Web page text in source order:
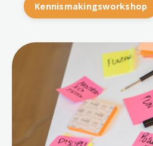
Kennismakingsworkshop